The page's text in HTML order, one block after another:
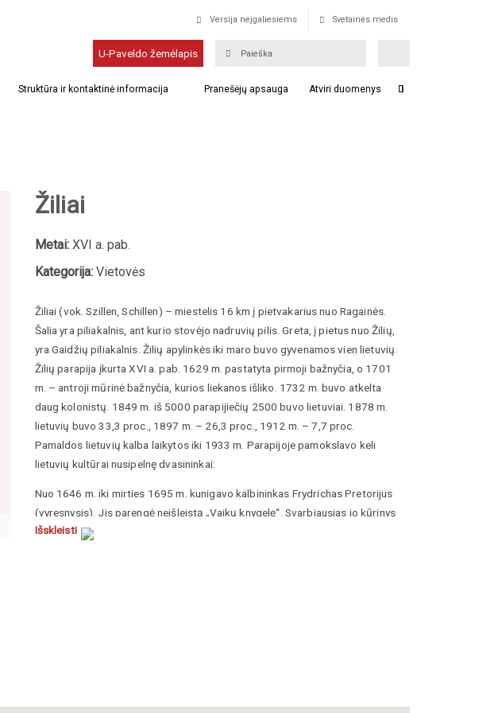
Versija neįgaliesiems Svetainės medis
U-Paveldo žemėlapis
Struktūra ir kontaktinė informacija Pranešėjų apsauga Atviri duomenys
Google Street View
Žiliai
Metai:XVI a. pab.
Kategorija:Vietovės
Žiliai (vok. Szillen, Schillen) – miestelis 16 km į pietvakarius nuo Ragainės.
Šalia yra piliakalnis, ant kurio stovėjo nadruvių pilis. Greta, į pietus nuo Žilių,
yra Gaidžių piliakalnis. Žilių apylinkės iki maro buvo gyvenamos vien lietuvių.
Žilių parapija įkurta XVI a. pab. 1629 m. pastatyta pirmoji bažnyčia, o 1701
m. – antroji mūrinė bažnyčia, kurios liekanos išliko. 1732 m. buvo atkelta
daug kolonistų. 1849 m. iš 5000 parapijiečių 2500 buvo lietuviai. 1878 m.
lietuvių buvo 33,3 proc., 1897 m. – 26,3 proc., 1912 m. – 7,7 proc.
Pamaldos lietuvių kalba laikytos iki 1933 m. Parapijoje pamokslavo keli
lietuvių kultūrai nusipelnę dvasininkai:
Nuo 1646 m. iki mirties 1695 m. kunigavo kalbininkas Frydrichas Pretorijus
(vyresnysis). Jis parengė neišleistą „Vaikų knygelę“. Svarbiausias jo kūrinys
– 2 tomų vokiečių-lietuvių kalbų žodynas. Jo gale pridėtas 90 lietuviškų
Išskleisti